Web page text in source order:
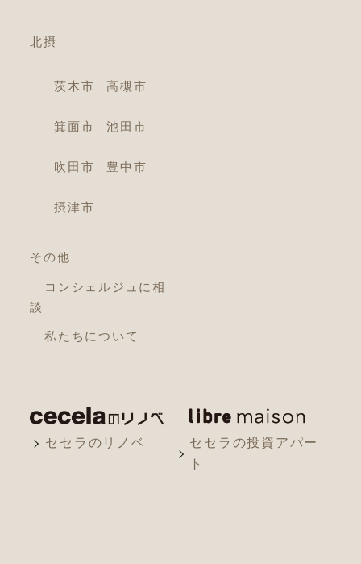
北摂
茨木市 高槻市
箕面市 池田市
吹田市 豊中市
摂津市
その他
コンシェルジュに相
談
私たちについて
セセラのリノベ
セセラの投資アパー
ト